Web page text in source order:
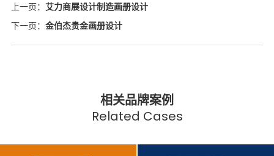
上一页： 艾力商展设计制造画册设计
下一页： 金伯杰贵金画册设计
相关品牌案例
Related Cases